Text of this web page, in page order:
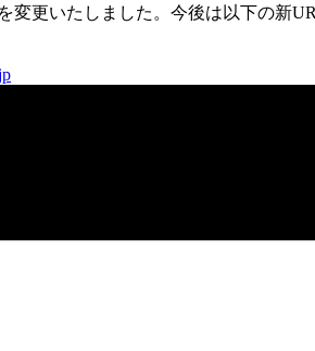
変更いたしました。 今後は以下の新